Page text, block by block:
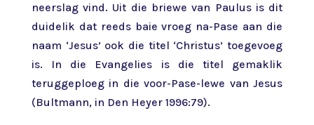
neerslag vind. Uit die briewe van Paulus is dit
duidelik dat reeds baie vroeg na-Pase aan die
naam ‘Jesus’ ook die titel ‘Christus’ toegevoeg
is. In die Evangelies is die titel gemaklik
teruggeploeg in die voor-Pase-lewe van Jesus
(Bultmann, in Den Heyer 1996:79).